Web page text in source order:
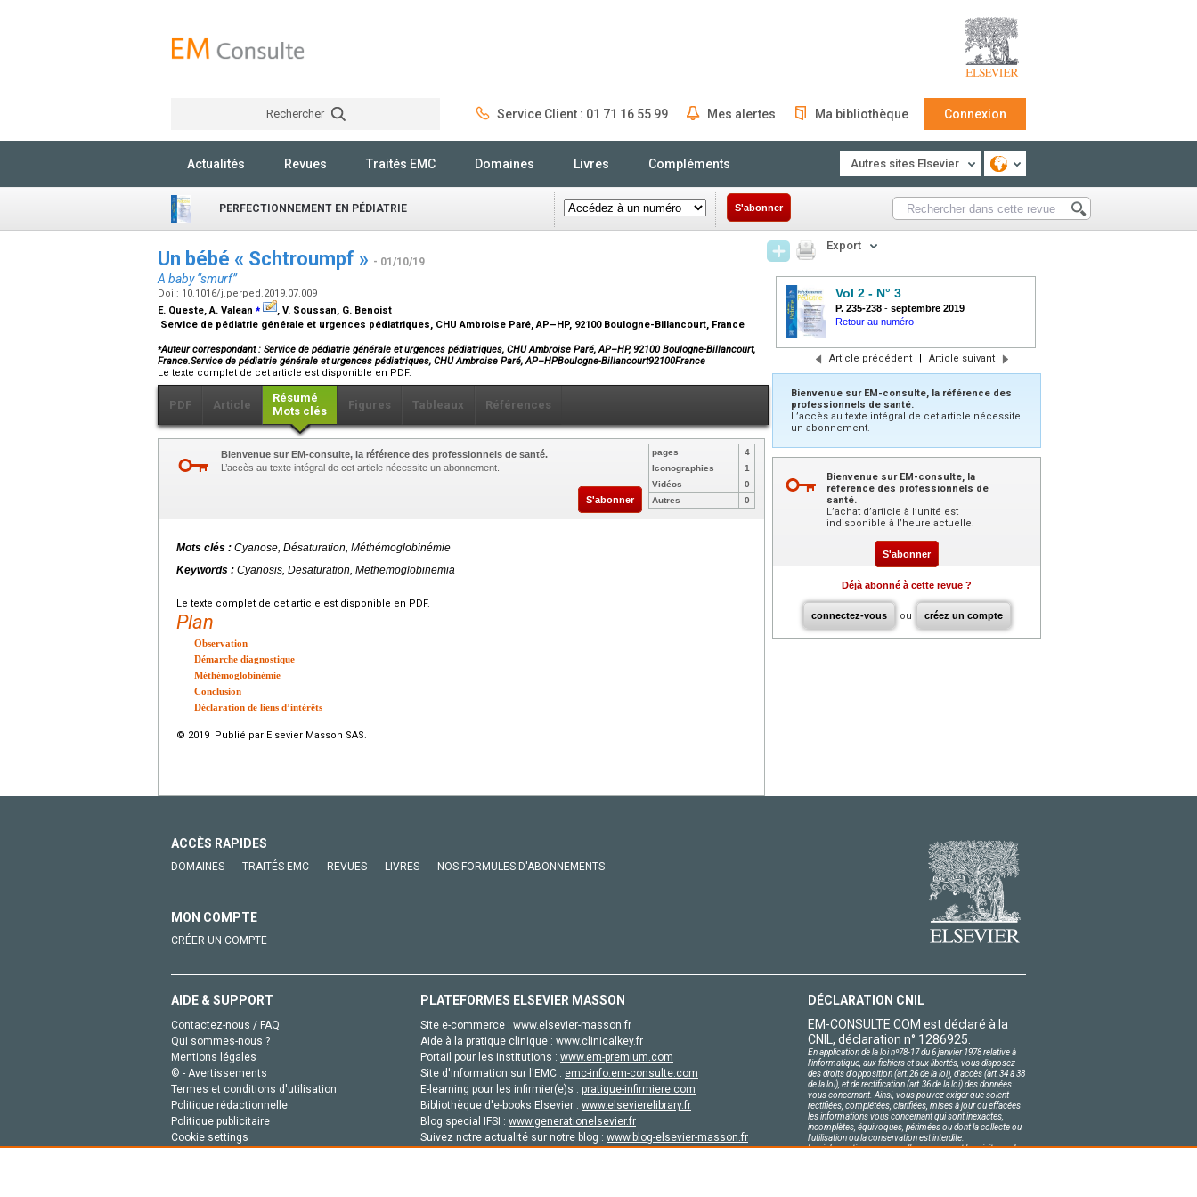
Rechercher Service Client : 01 71 16 55 99 Mes alertes Ma bibliothèque Connexion
Actualités Revues Traités EMC Domaines Livres Compléments Autres sites Elsevier
PERFECTIONNEMENT EN PÉDIATRIE S'abonner
Un bébé « Schtroumpf » - 01/10/19
A baby “smurf”
Doi : 10.1016/j.perped.2019.07.009
E. Queste, A. Valean ⁎
, V. Soussan, G. Benoist
Service de pédiatrie générale et urgences pédiatriques, CHU Ambroise Paré, AP–HP, 92100 Boulogne-Billancourt, France
⁎Auteur correspondant : Service de pédiatrie générale et urgences pédiatriques, CHU Ambroise Paré, AP–HP, 92100 Boulogne-Billancourt,
France.Service de pédiatrie générale et urgences pédiatriques, CHU Ambroise Paré, AP–HPBoulogne-Billancourt92100France
Le texte complet de cet article est disponible en PDF.
PDF Article
Résumé
Mots clés
Figures Tableaux Références
Bienvenue sur EM-consulte, la référence des professionnels de santé.
L’accès au texte intégral de cet article nécessite un abonnement.
S'abonner
pages
4
Iconographies
1
Vidéos
0
Autres
0
Mots clés : Cyanose, Désaturation, Méthémoglobinémie
Keywords : Cyanosis, Desaturation, Methemoglobinemia
Le texte complet de cet article est disponible en PDF.
Plan
Observation
Démarche diagnostique
Méthémoglobinémie
Conclusion
Déclaration de liens d’intérêts
© 2019 Publié par Elsevier Masson SAS.
Export
Vol 2 - N° 3
P. 235-238 - septembre 2019
Retour au numéro
Article précédent | Article suivant
Bienvenue sur EM-consulte, la référence des
professionnels de santé.
L’accès au texte intégral de cet article nécessite
un abonnement.
Bienvenue sur EM-consulte, la
référence des professionnels de
santé.
L’achat d’article à l’unité est
indisponible à l’heure actuelle.
S'abonner
Déjà abonné à cette revue ?
connectez-vous ou créez un compte
ACCÈS RAPIDES
DOMAINES TRAITÉS EMC REVUES LIVRES NOS FORMULES D'ABONNEMENTS
MON COMPTE
CRÉER UN COMPTE
AIDE & SUPPORT
Contactez-nous / FAQ
Qui sommes-nous ?
Mentions légales
© - Avertissements
Termes et conditions d'utilisation
Politique rédactionnelle
Politique publicitaire
Cookie settings
PLATEFORMES ELSEVIER MASSON
Site e-commerce : www.elsevier-masson.fr
Aide à la pratique clinique : www.clinicalkey.fr
Portail pour les institutions : www.em-premium.com
Site d'information sur l'EMC : emc-info.em-consulte.com
E-learning pour les infirmier(e)s : pratique-infirmiere.com
Bibliothèque d'e-books Elsevier : www.elsevierelibrary.fr
Blog special IFSI : www.generationelsevier.fr
Suivez notre actualité sur notre blog : www.blog-elsevier-masson.fr
DÉCLARATION CNIL
EM-CONSULTE.COM est déclaré à la
CNIL, déclaration n° 1286925.
En application de la loi nº78-17 du 6 janvier 1978 relative à
l'informatique, aux fichiers et aux libertés, vous disposez
des droits d'opposition (art.26 de la loi), d'accès (art.34 à 38
de la loi), et de rectification (art.36 de la loi) des données
vous concernant. Ainsi, vous pouvez exiger que soient
rectifiées, complétées, clarifiées, mises à jour ou effacées
les informations vous concernant qui sont inexactes,
incomplètes, équivoques, périmées ou dont la collecte ou
l'utilisation ou la conservation est interdite.
Les informations personnelles concernant les visiteurs de